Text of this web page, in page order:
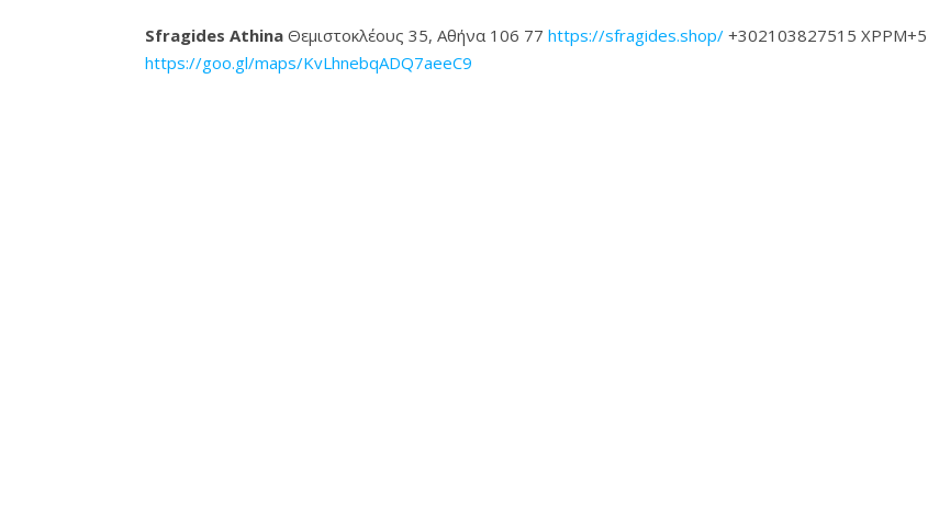
Sfragides Athina Θεμιστοκλέους 35, Αθήνα 106 77 https://sfragides.shop/ +302103827515
https://goo.gl/maps/KvLhnebqADQ7aeeC9